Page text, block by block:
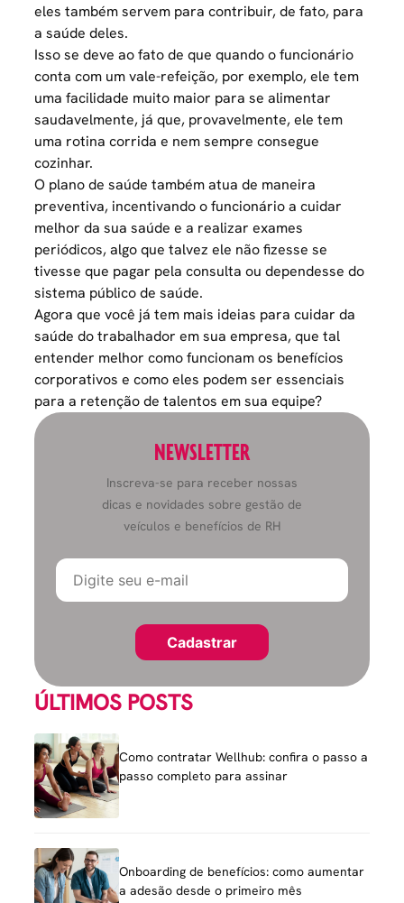
eles também servem para contribuir, de fato, para
a saúde deles.
Isso se deve ao fato de que quando o funcionário
conta com um vale-refeição, por exemplo, ele tem
uma facilidade muito maior para se alimentar
saudavelmente, já que, provavelmente, ele tem
uma rotina corrida e nem sempre consegue
cozinhar.
O plano de saúde também atua de maneira
preventiva, incentivando o funcionário a cuidar
melhor da sua saúde e a realizar exames
periódicos, algo que talvez ele não fizesse se
tivesse que pagar pela consulta ou dependesse do
sistema público de saúde.
Agora que você já tem mais ideias para cuidar da
saúde do trabalhador em sua empresa, que tal
entender melhor como funcionam os benefícios
corporativos e como eles podem ser essenciais
para a retenção de talentos em sua equipe?
NEWSLETTER
Inscreva-se para receber nossas
dicas e novidades sobre gestão de
veículos e benefícios de RH
ÚLTIMOS POSTS
Como contratar Wellhub: confira o passo a
passo completo para assinar
Onboarding de benefícios: como aumentar
a adesão desde o primeiro mês